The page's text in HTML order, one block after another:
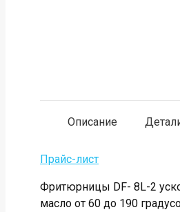
Описание
Прайс-лист
Фритюрницы DF- 8L-2
масло от 60 до 190